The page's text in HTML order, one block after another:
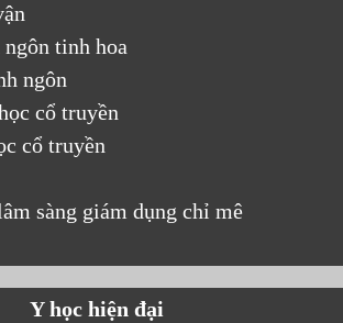
tinh hoa
ngôn
cổ truyền
cổ truyền
sàng giám dụng chỉ mê
Y học hiện đại